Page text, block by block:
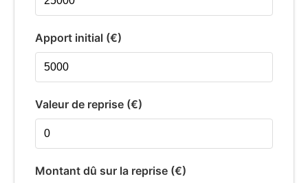
Apport initial (€)
Valeur de reprise (€)
Montant dû sur la reprise (€)